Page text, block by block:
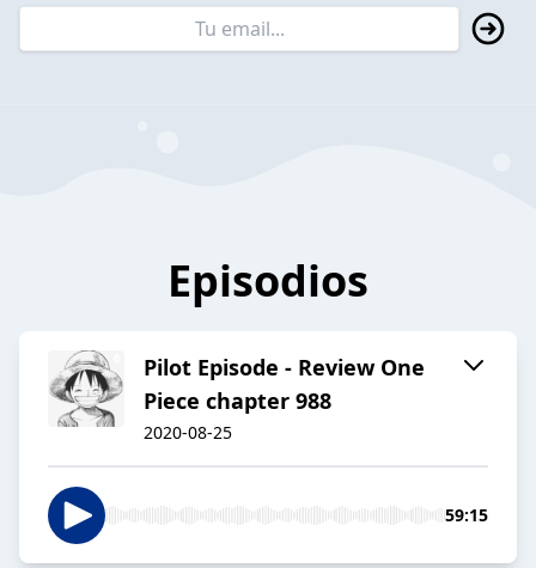
Episodios
Pilot Episode - Review One
Piece chapter 988
2020-08-25
59:15